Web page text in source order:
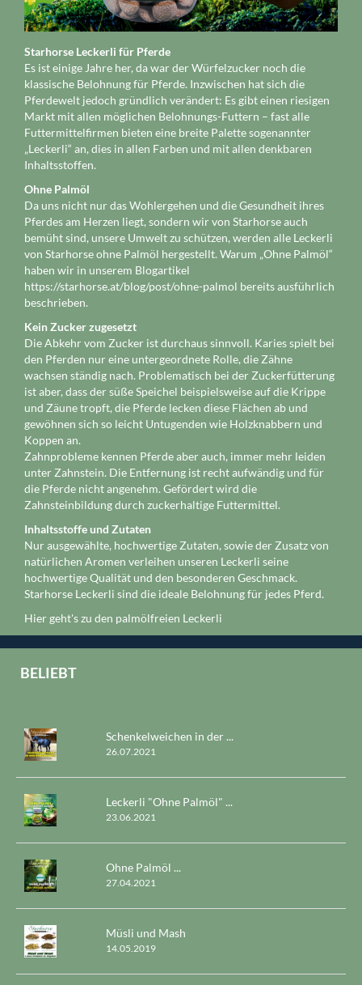
Starhorse Leckerli für Pferde
Es ist einige Jahre her, da war der Würfelzucker noch die
klassische Belohnung für Pferde. Inzwischen hat sich die
Pferdewelt jedoch gründlich verändert: Es gibt einen riesigen
Markt mit allen möglichen Belohnungs-Futtern – fast alle
Futtermittelfirmen bieten eine breite Palette sogenannter
„Leckerli“ an, dies in allen Farben und mit allen denkbaren
Inhaltsstoffen.
Ohne Palmöl
Da uns nicht nur das Wohlergehen und die Gesundheit ihres
Pferdes am Herzen liegt, sondern wir von Starhorse auch
bemüht sind, unsere Umwelt zu schützen, werden alle Leckerli
von Starhorse ohne Palmöl hergestellt. Warum „Ohne Palmöl“
haben wir in unserem Blogartikel
https://starhorse.at/blog/post/ohne-palmol bereits ausführlich
beschrieben.
Kein Zucker zugesetzt
Die Abkehr vom Zucker ist durchaus sinnvoll. Karies spielt bei
den Pferden nur eine untergeordnete Rolle, die Zähne
wachsen ständig nach. Problematisch bei der Zuckerfütterung
ist aber, dass der süße Speichel beispielsweise auf die Krippe
und Zäune tropft, die Pferde lecken diese Flächen ab und
gewöhnen sich so leicht Untugenden wie Holzknabbern und
Koppen an.
Zahnprobleme kennen Pferde aber auch, immer mehr leiden
unter Zahnstein. Die Entfernung ist recht aufwändig und für
die Pferde nicht angenehm. Gefördert wird die
Zahnsteinbildung durch zuckerhaltige Futtermittel.
Inhaltsstoffe und Zutaten
Nur ausgewählte, hochwertige Zutaten, sowie der Zusatz von
natürlichen Aromen verleihen unseren Leckerli seine
hochwertige Qualität und den besonderen Geschmack.
Starhorse Leckerli sind die ideale Belohnung für jedes Pferd.
Hier geht's zu den palmölfreien Leckerli
BELIEBT
Schenkelweichen in der ...
26.07.2021
Leckerli "Ohne Palmöl" ...
23.06.2021
Ohne Palmöl ...
27.04.2021
Müsli und Mash
14.05.2019